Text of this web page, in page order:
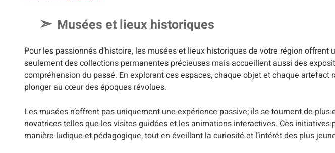
Musées et lieux historiques
Pour les passionnés d’histoire, les musées et lieux historiques de votre région
seulement des collections permanentes précieuses mais accueillent aussi des
compréhension du passé. En explorant ces espaces, chaque objet et chaque
plonger au cœur des époques révolues.
Les musées n’offrent pas uniquement une expérience passive; ils se tournent de
novatrices telles que les visites guidées et les animations interactives. Ces initiatives
manière ludique et pédagogique, tout en éveillant la curiosité et l’intérêt des plus